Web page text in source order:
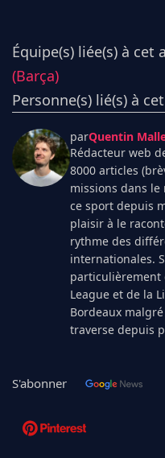
Équipe(s) liée(s) à cet
(Barça)
Personne(s) lié(s) à
parQuentin
Rédacteur web
8000 articles
missions dans
ce sport depuis
plaisir à le
rythme des
internationales.
particulièrement
League et de la
Bordeaux
traverse depuis
S'abonner